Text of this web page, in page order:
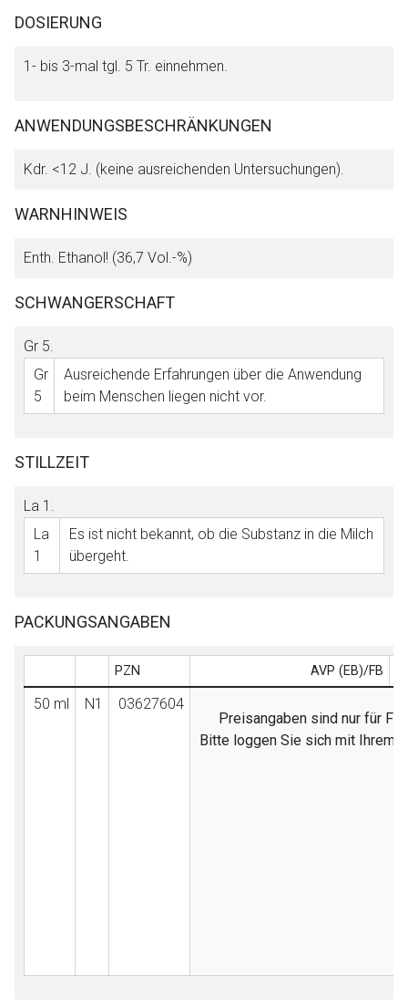
DOSIERUNG
1- bis 3-mal tgl. 5 Tr. einnehmen.
ANWENDUNGSBESCHRÄNKUNGEN
Kdr. <12 J. (keine ausreichenden Untersuchungen).
WARNHINWEIS
Enth. Ethanol! (36,7 Vol.-%)
SCHWANGERSCHAFT
Gr 5.
Gr
5
Ausreichende Erfahrungen über die Anwendung
beim Menschen liegen nicht vor.
STILLZEIT
La 1 .
La
1
Es ist nicht bekannt, ob die Substanz in die Milch
übergeht.
PACKUNGSANGABEN
PZN AVP (EB)/FB
50 ml N1
03627604
Preisangaben sind nur für
Bitte loggen Sie sich mit Ihrem
Zurück zur rote-liste.de